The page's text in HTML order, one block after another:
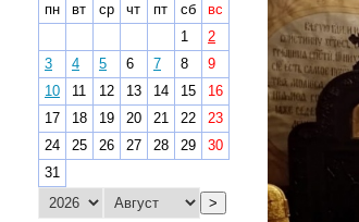
пн
вт ср чт пт сб
вс
1
2
3
4 5 6 7 8
9
10
11 12 13 14 15
16
17
18 19 20 21 22
23
24
25 26 27 28 29
30
31
>